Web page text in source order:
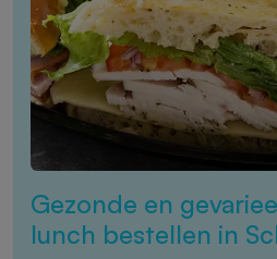
Gezonde en
lunch bestellen in